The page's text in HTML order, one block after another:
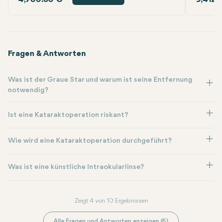
Fragen & Antworten
Was ist der Graue Star und warum ist seine Entfernung
notwendig?
Ist eine Kataraktoperation riskant?
Wie wird eine Kataraktoperation durchgeführt?
Was ist eine künstliche Intraokularlinse?
Zeigt 4 von 10 Ergebnissen